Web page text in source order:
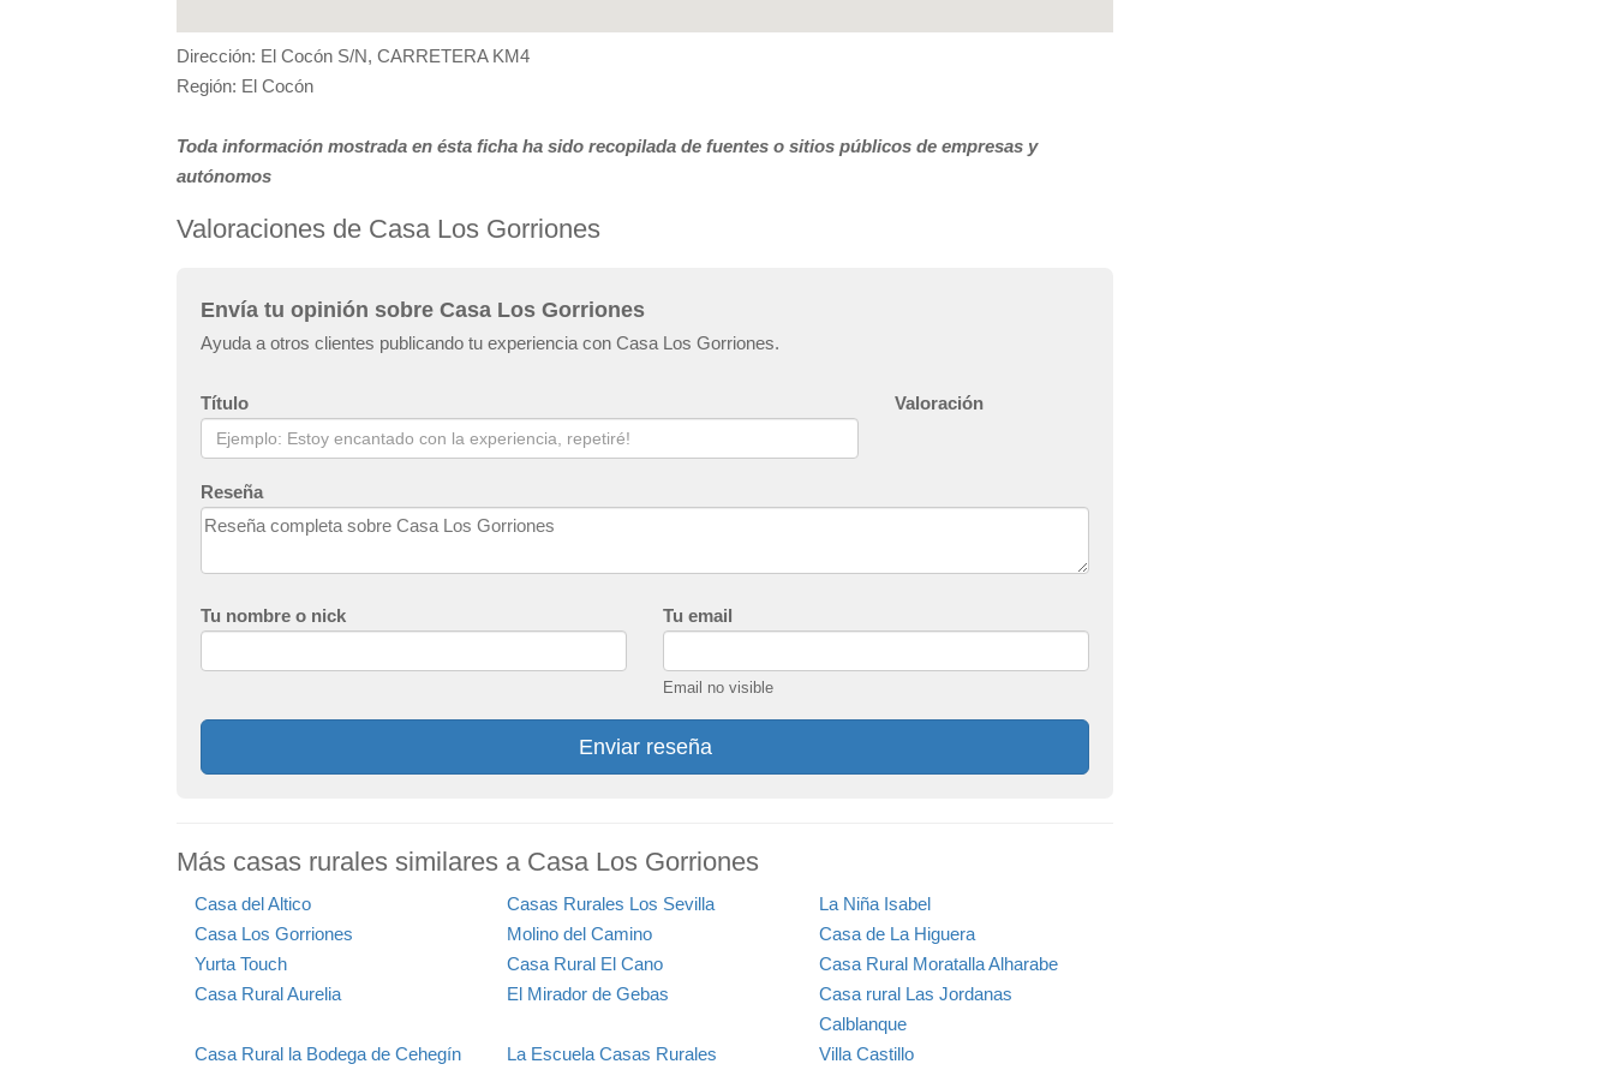
Dirección: El Cocón S/N, CARRETERA KM4
Región: El Cocón
Toda información mostrada en ésta ficha ha sido recopilada de fuentes o sitios públicos de empresas y
autónomos
Valoraciones de Casa Los Gorriones
Envía tu opinión sobre Casa Los Gorriones
Ayuda a otros clientes publicando tu experiencia con Casa Los Gorriones.
Título Valoración
Reseña
Tu nombre o nick Tu email
Email no visible
Enviar reseña
Más casas rurales similares a Casa Los Gorriones
Casa del Altico Casas Rurales Los Sevilla
La Niña Isabel
Casa Los Gorriones
Molino del Camino
Casa de La Higuera
Yurta Touch
Casa Rural El Cano
Casa Rural Moratalla Alharabe
Casa Rural Aurelia
El Mirador de Gebas
Casa rural Las Jordanas
Calblanque
Casa Rural la Bodega de Cehegín
La Escuela Casas Rurales
Villa Castillo